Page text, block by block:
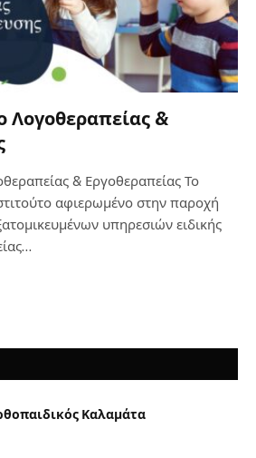
Λογοθεραπείας &
& Εργοθεραπείας Το
αφιερωμένο στην παροχή
υπηρεσιών ειδικής
Καλαμάτα